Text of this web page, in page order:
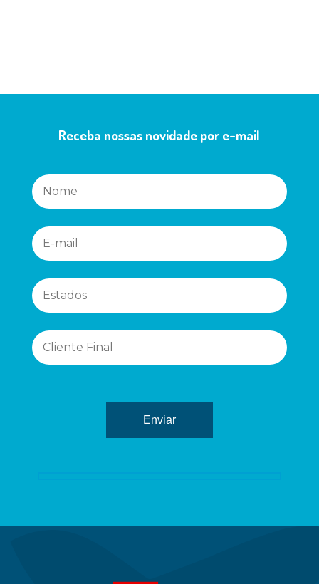
Receba nossas novidade por e-mail